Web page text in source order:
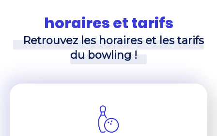
horaires et tarifs
Retrouvez les horaires et les tarifs
du bowling !